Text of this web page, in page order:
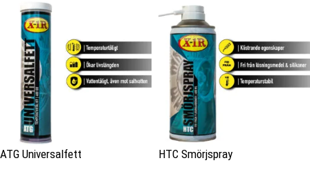
ATG Universalfett HTC Smörjspray